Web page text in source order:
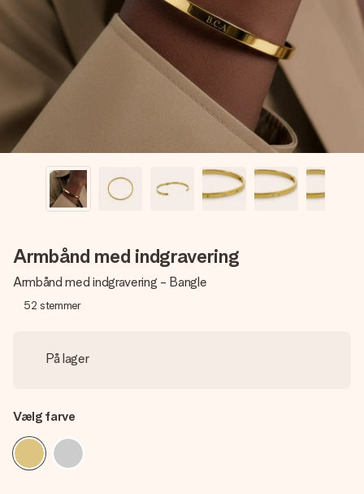
Lav noget særligt i blot få trin – med hendes navn, et
billede af dig eller en besked, der går lige i hendes hjerte.
Intet besvær men udelukkende en masse kærlighed i
øjeblikket.
Armbånd med indgravering
Armbånd med indgravering - Bangle
52 stemmer
På lager
Vælg farve